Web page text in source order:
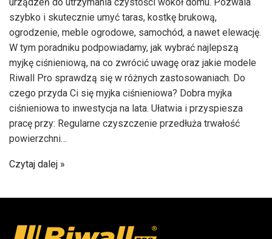
szybko i skutecznie umyć taras, kostkę brukową,
ogrodzenie, meble ogrodowe, samochód, a nawet elewację.
W tym poradniku podpowiadamy, jak wybrać najlepszą
myjkę ciśnieniową, na co zwrócić uwagę oraz jakie modele
Riwall Pro sprawdzą się w różnych zastosowaniach. Do
czego przyda Ci się myjka ciśnieniowa? Dobra myjka
ciśnieniowa to inwestycja na lata. Ułatwia i przyspiesza
pracę przy: Regularne czyszczenie przedłuża trwałość
powierzchni…
Czytaj dalej